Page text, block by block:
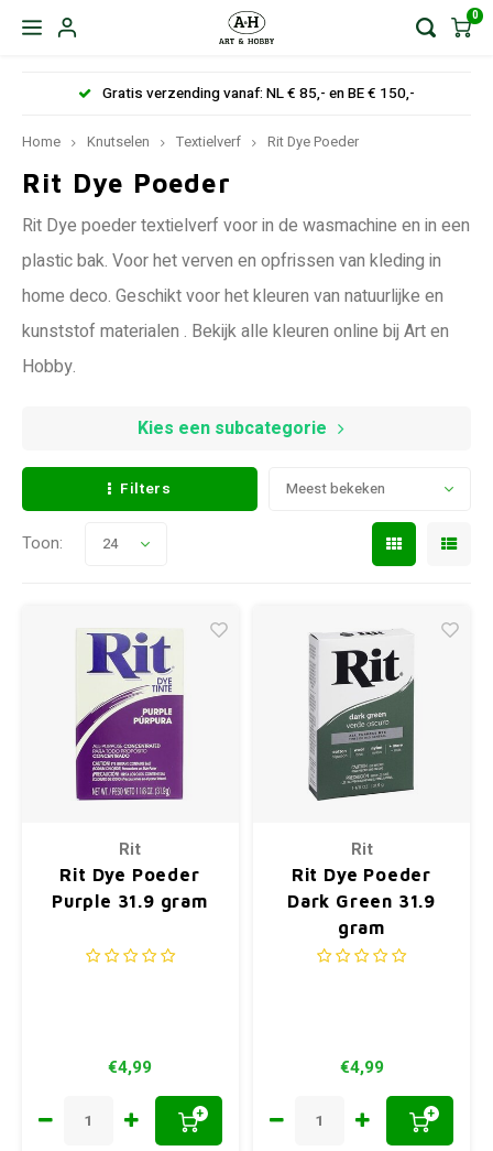
0
Gratis verzending vanaf: NL € 85,- en BE € 150,-
Home Knutselen Textielverf Rit Dye Poeder
Rit Dye Poeder
Rit Dye poeder textielverf voor in de wasmachine en in een
plastic bak. Voor het verven en opfrissen van kleding in
home deco. Geschikt voor het kleuren van natuurlijke en
kunststof materialen . Bekijk alle kleuren online bij Art en
Hobby.
Kies een subcategorie
Filters Meest bekeken
Toon: 24
Rit
Rit Dye Poeder
Purple 31.9 gram
€4,99
+
Rit
Rit Dye Poeder
Dark Green 31.9
gram
€4,99
+